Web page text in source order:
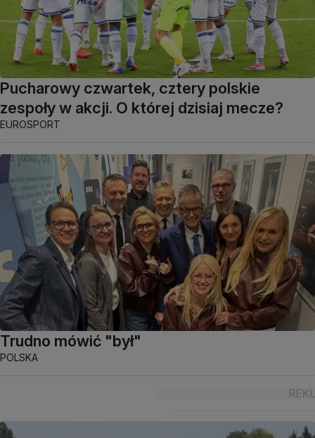
Pucharowy czwartek, cztery polskie
zespoły w akcji. O której dzisiaj mecze?
EUROSPORT
Trudno mówić "był"
POLSKA